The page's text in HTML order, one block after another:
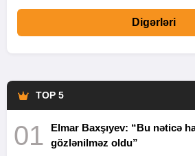
Digərləri
TOP 5
01
Elmar Baxşıyev: “Bu nəticə
gözlənilməz oldu”